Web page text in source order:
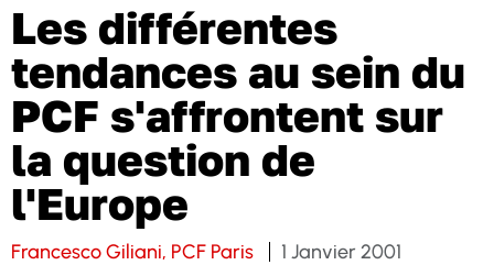
Les différentes
tendances au sein du
PCF s'affrontent sur
la question de
l'Europe
Francesco Giliani, PCF Paris 1 Janvier 2001